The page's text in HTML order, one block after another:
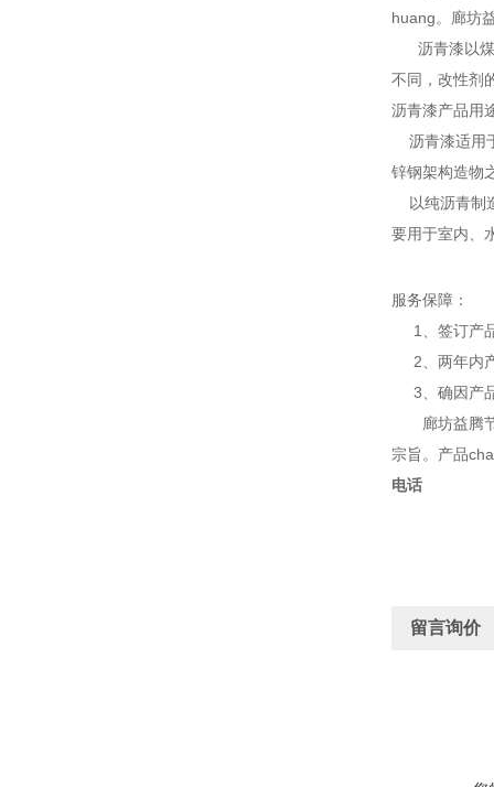
huang。廊坊
沥青漆以煤
不同，改性剂
沥青漆产品用
沥青漆适用
锌钢架构造物
以纯沥青制
要用于室内、
服务保障：
1、签订产
2、两年内产
3、确因产品
廊坊益腾节
宗旨。产品
电话
留言询价